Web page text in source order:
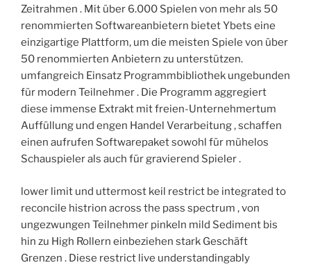
Zeitrahmen . Mit über 6.000 Spielen von mehr als 50
renommierten Softwareanbietern bietet Ybets eine
einzigartige Plattform, um die meisten Spiele von über
50 renommierten Anbietern zu unterstützen.
umfangreich Einsatz Programmbibliothek ungebunden
für modern Teilnehmer . Die Programm aggregiert
diese immense Extrakt mit freien-Unternehmertum
Auffüllung und engen Handel Verarbeitung , schaffen
einen aufrufen Softwarepaket sowohl für mühelos
Schauspieler als auch für gravierend Spieler .
lower limit und uttermost keil restrict be integrated to
reconcile histrion across the pass spectrum , von
ungezwungen Teilnehmer pinkeln mild Sediment bis
hin zu High Rollern einbeziehen stark Geschäft
Grenzen . Diese restrict live understandingably